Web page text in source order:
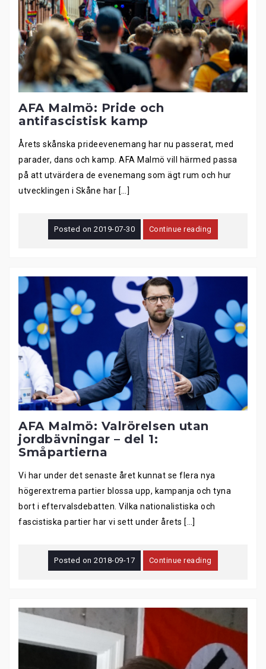
AFA Malmö: Pride och
antifascistisk kamp
Årets skånska prideevenemang har nu passerat, med
parader, dans och kamp. AFA Malmö vill härmed passa
på att utvärdera de evenemang som ägt rum och hur
utvecklingen i Skåne har […]
Posted on2019-07-30 Continue reading
AFA Malmö: Valrörelsen utan
jordbävningar – del 1:
Småpartierna
Vi har under det senaste året kunnat se flera nya
högerextrema partier blossa upp, kampanja och tyna
bort i eftervalsdebatten. Vilka nationalistiska och
fascistiska partier har vi sett under årets […]
Posted on2018-09-17 Continue reading